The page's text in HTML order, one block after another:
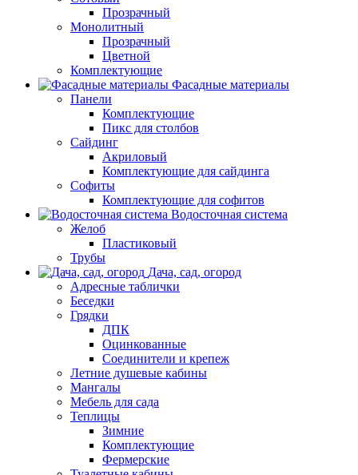
Прозрачный
Монолитный
Прозрачный
Цветной
Комплектующие
Фасадные материалы
Панели
Комплектующие
Пикс для столбов
Сайдинг
Акриловый
Комплектующие для сайдинга
Софиты
Комплектующие для софитов
Водосточная система
Желоб
Пластиковый
Трубы
Дача, сад, огород
Адресные таблички
Беседки
Грядки
ДПК
Оцинкованные
Соединители и крепеж
Летние душевые кабины
Мангалы
Мебель для сада
Теплицы
Зимние
Комплектующие
Фермерские